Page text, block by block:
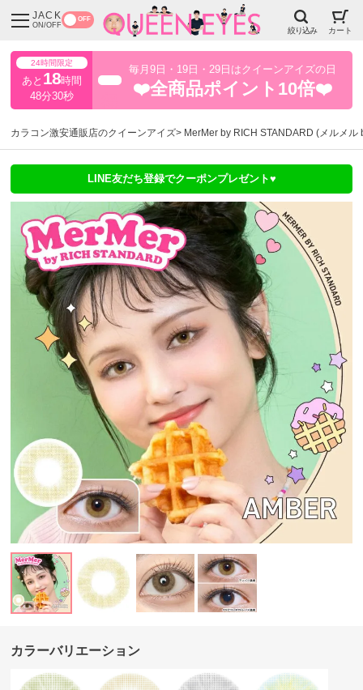
JACK
ON/OFF
OFF
絞り込み カート
24時間限定
あと 18時間
48分30秒
毎月9日・19日・29日はクイーンアイズの日
❤️全商品ポイント10倍❤️
カラコン激安通販店のクイーンアイズ MerMer by RICH STANDARD (メルメル
LINE友だち登録でクーポンプレゼント♥
カラーバリエーション